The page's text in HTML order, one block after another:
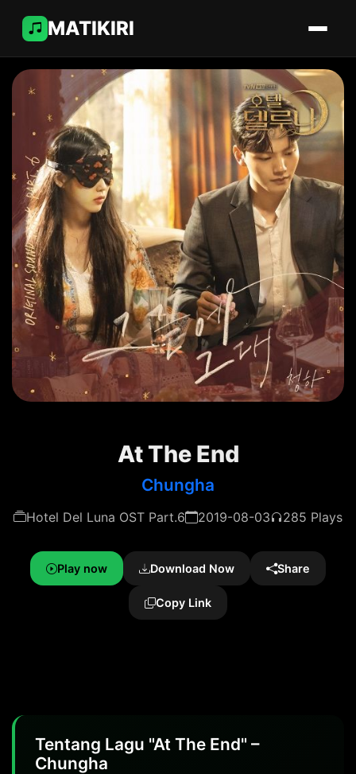
MATIKIRI
At The End
Chungha
Hotel Del Luna OST Part.6 2019-08-03 285 Plays
Play now Download Now Share
Copy Link
Tentang Lagu "At The End" –
Chungha